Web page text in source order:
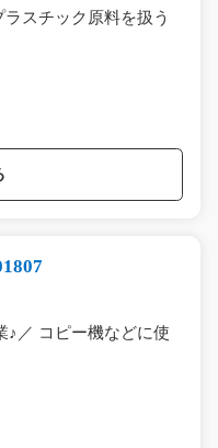
スチック原料を扱う
♪／ コピー機などに使